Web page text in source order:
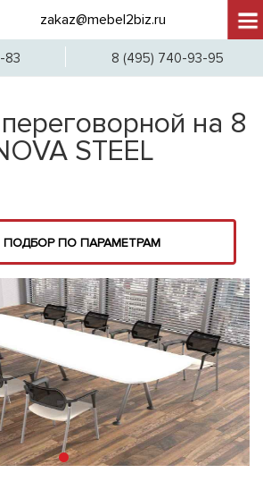
+7
zakaz@mebel2biz.ru
83 8 (495) 740-93-95
на 8
STEEL
ПОДБОР ПО ПАРАМЕТРАМ